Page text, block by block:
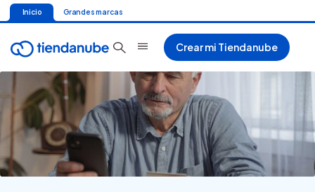
Inicio Grandes marcas
Crear mi Tiendanube